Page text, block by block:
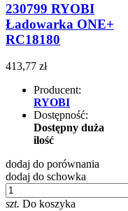
230799 RYOBI
Ładowarka ONE+
RC18180
413,77 zł
Producent:
RYOBI
Dostępność:
Dostępny duża
ilość
dodaj do porównania
dodaj do schowka
szt. Do koszyka